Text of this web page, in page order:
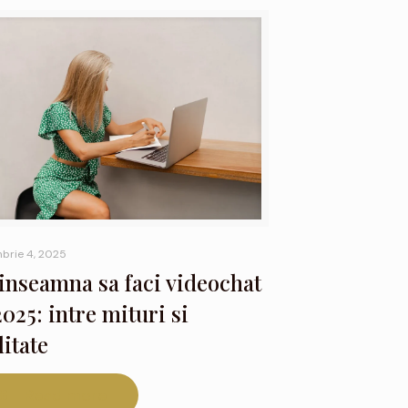
4, 2025
sa faci videochat
intre mituri si